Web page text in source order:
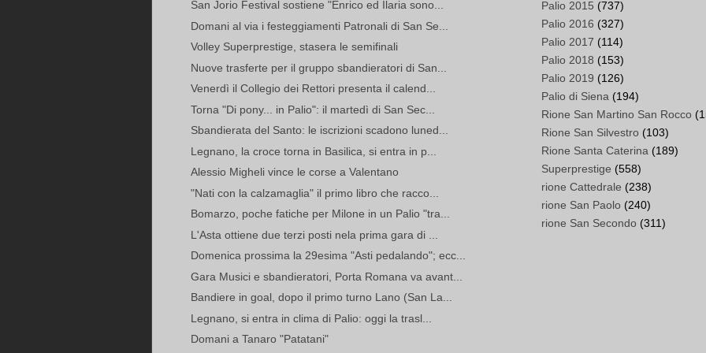
San Jorio Festival sostiene "Enrico ed Ilaria sono...
Domani al via i festeggiamenti Patronali di San Se...
Volley Superprestige, stasera le semifinali
Nuove trasferte per il gruppo sbandieratori di San...
Venerdì il Collegio dei Rettori presenta il calend...
Torna "Di pony... in Palio": il martedì di San Sec...
Sbandierata del Santo: le iscrizioni scadono luned...
Legnano, la croce torna in Basilica, si entra in p...
Alessio Migheli vince le corse a Valentano
"Nati con la calzamaglia" il primo libro che racco...
Bomarzo, poche fatiche per Milone in un Palio "tra...
L'Asta ottiene due terzi posti nela prima gara di ...
Domenica prossima la 29esima "Asti pedalando"; ecc...
Gara Musici e sbandieratori, Porta Romana va avant...
Bandiere in goal, dopo il primo turno Lano (San La...
Legnano, si entra in clima di Palio: oggi la trasl...
Domani a Tanaro "Patatani"
Palio 2015 (737)
Palio 2016 (327)
Palio 2017 (114)
Palio 2018 (153)
Palio 2019 (126)
Palio di Siena (194)
Rione San Martino San Rocco
Rione San Silvestro (103)
Rione Santa Caterina (189)
Superprestige (558)
rione Cattedrale (238)
rione San Paolo (240)
rione San Secondo (311)